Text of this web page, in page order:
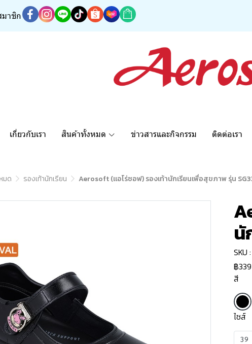
มาชิก
เกี่ยวกับเรา สินค้าทั้งหมด ข่าวสารและกิจกรรม ติดต่อเรา
มด รองเท้านักเรียน Aerosoft (แอโร่ซอฟ) รองเท้านักเรียนเพื่อสุขภาพ รุ่น
นั
SKU
฿339
สี
ไซส์
39